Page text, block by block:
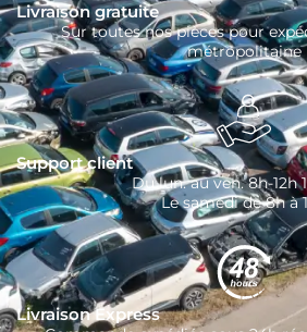
Livraison gratuite
Sur toutes nos pièces pour
métropolitaine
Support client
Du lun. au ven. 8h-12h
Le samedi de 8h à
Livraison Express